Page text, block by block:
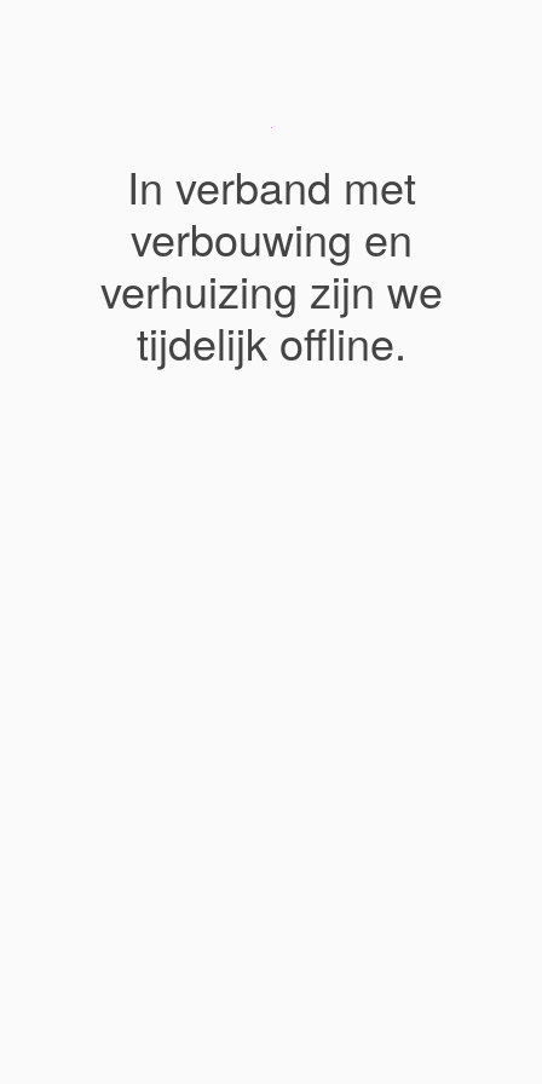
In verband met
verbouwing en
verhuizing zijn we
tijdelijk offline.